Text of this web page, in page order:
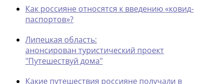
Как россияне относятся к введению «ковид-
паспортов»?
Липецкая область:
анонсирован туристический проект
"Путешествуй дома"
Какие путешествия россияне получали в